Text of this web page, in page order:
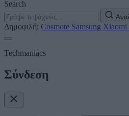
Search
Δημοφιλή: Cosmote Samsung Xiaomi
Techmaniacs
Σύνδεση